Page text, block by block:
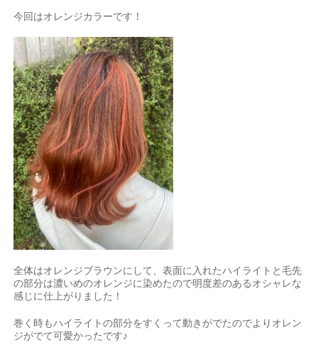
今回はオレンジカラーです！
全体はオレンジブラウンにして、表面に入れたハイライトと毛先
の部分は濃いめのオレンジに染めたので明度差のあるオシャレな
感じに仕上がりました！
巻く時もハイライトの部分をすくって動きがでたのでよりオレン
ジがでて可愛かったです♪